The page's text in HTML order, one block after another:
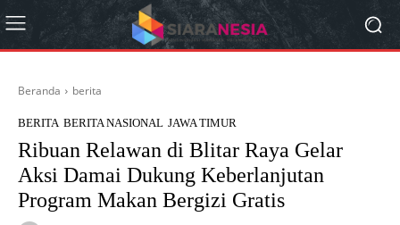
Beranda berita
BERITA BERITA NASIONAL JAWA TIMUR
Ribuan Relawan di Blitar Raya Gelar
Aksi Damai Dukung Keberlanjutan
Program Makan Bergizi Gratis